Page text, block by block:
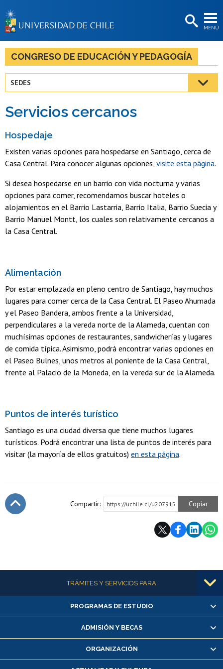
MENÚ
BIBLIOTECAS
LA UNIVERSIDAD
Estudiantes
Académicas/os
Egresadas/os
CONGRESO DE EDUCACIÓN Y PEDAGOGÍA
SEDES
Servicios cercanos
Hospedaje
Existen varias opciones para hospedarse en Santiago, cerca de
Casa Central. Para conocer algunas opciones, visite esta página.
Si desea hospedarse en un barrio con vida nocturna y varias
opciones para comer, recomendamos buscar hoteles o
alojamientos en el Barrio Lastarria, Barrio Italia, Barrio Suecia y
Barrio Manuel Montt, los cuales son relativamente cercanos a
la Casa Central.
Alimentación
Por estar emplazada en pleno centro de Santiago, hay muchos
lugares para comer cerca de la Casa Central. El Paseo Ahumada
y el Paseo Bandera, ambos frente a la Universidad,
perpendiculares a la vereda norte de la Alameda, cuentan con
muchísimas opciones de restaurantes, sandwicherías y lugares
de comida típica. Asimismo, podrá encontrar varias opciones en
el Paseo Bulnes, unos metros al poniente de la Casa Central,
frente al Palacio de la Moneda, en la vereda sur de la Alameda.
Puntos de interés turístico
Santiago es una ciudad diversa que tiene muchos lugares
turísticos. Podrá encontrar una lista de puntos de interés para
visitar (la mayoría de ellos gratuitos) en esta página.
Compartir: https://uchile.cl/u207915 Copiar
Más informaciónTRÁMITES Y SERVICIOS PARA
Alumnas/os y exalumnas/os
Matrícula en línea
Inscripción y cambio de asignaturas
Consulta y certificado de notas
PROGRAMAS DE ESTUDIO
ADMISIÓN Y BECAS
ORGANIZACIÓN